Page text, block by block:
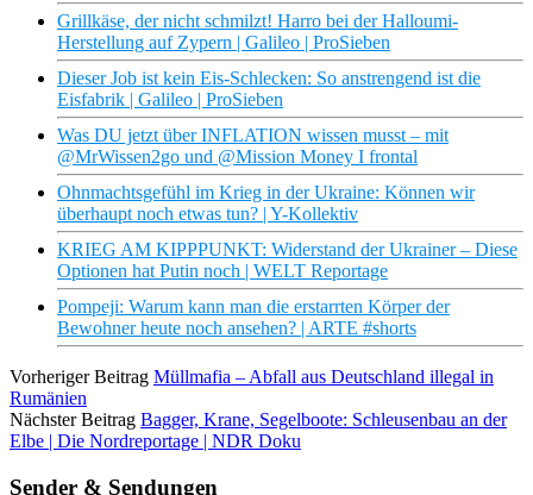
Grillkäse, der nicht schmilzt! Harro bei der Halloumi-
Herstellung auf Zypern | Galileo | ProSieben
Dieser Job ist kein Eis-Schlecken: So anstrengend ist die
Eisfabrik | Galileo | ProSieben
Was DU jetzt über INFLATION wissen musst – mit
@MrWissen2go und @Mission Money I frontal
Ohnmachtsgefühl im Krieg in der Ukraine: Können wir
überhaupt noch etwas tun? | Y-Kollektiv
KRIEG AM KIPPPUNKT: Widerstand der Ukrainer – Diese
Optionen hat Putin noch | WELT Reportage
Pompeji: Warum kann man die erstarrten Körper der
Bewohner heute noch ansehen? | ARTE #shorts
Vorheriger Beitrag Müllmafia – Abfall aus Deutschland illegal in
Rumänien
Nächster Beitrag Bagger, Krane, Segelboote: Schleusenbau an der
Elbe | Die Nordreportage | NDR Doku
Sender & Sendungen